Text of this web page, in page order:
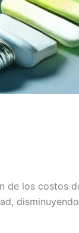
de los costos